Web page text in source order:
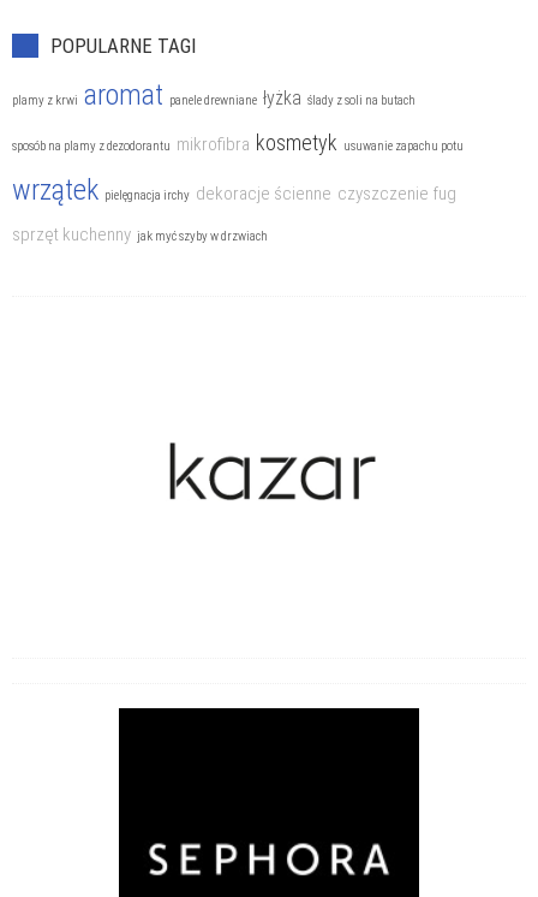
POPULARNE TAGI
plamy z krwi aromat panele drewniane łyżka ślady z soli na butach
sposób na plamy z dezodorantu mikrofibra kosmetyk usuwanie zapachu potu
wrzątek pielęgnacja irchy dekoracje ścienne czyszczenie fug
sprzęt kuchenny jak myć szyby w drzwiach